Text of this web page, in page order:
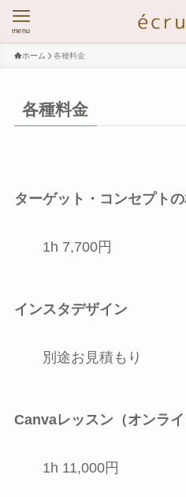
menu
ホーム 各種料金
各種料金
ターゲット・コンセプト
1h 7,700円
インスタデザイン
別途お見積もり
Canvaレッスン（オンライ
1h 11,000円